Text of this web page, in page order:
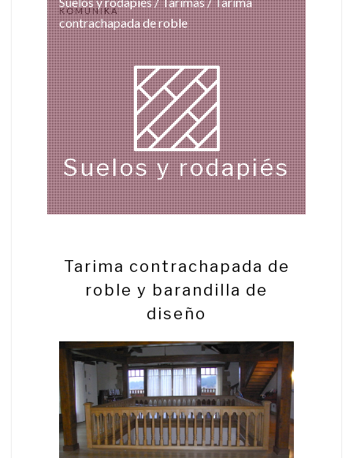
KOMUNIKA
contrachapada de roble
Suelos y rodapiés
Tarima contrachapada de
roble y barandilla de
diseño